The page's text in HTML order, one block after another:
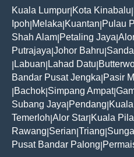
Kuala Lumpur Kota Kinabalu
Ipoh Melaka Kuantan Pulau
Shah Alam Petaling Jaya
Putrajaya Johor Bahru
Labuan Lahad Datu
Bandar Pusat Jengka Pasir
Bachok Simpang Ampat|
Subang Jaya Pendang
Temerloh Alor Star Kuala
Rawang Serian Triang
Pusat Bandar Palong